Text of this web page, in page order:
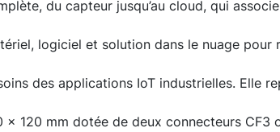
du capteur jusqu’au cloud, qui
logiciel et solution dans le nuage pour
des applications IoT industrielles. Elle
x 120 mm dotée de deux connecteurs